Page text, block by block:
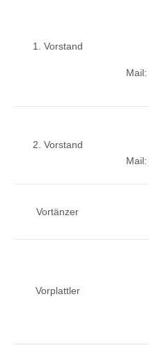
1. Vorstand
Mail:
2. Vorstand
Mail:
Vortänzer
Vorplattler